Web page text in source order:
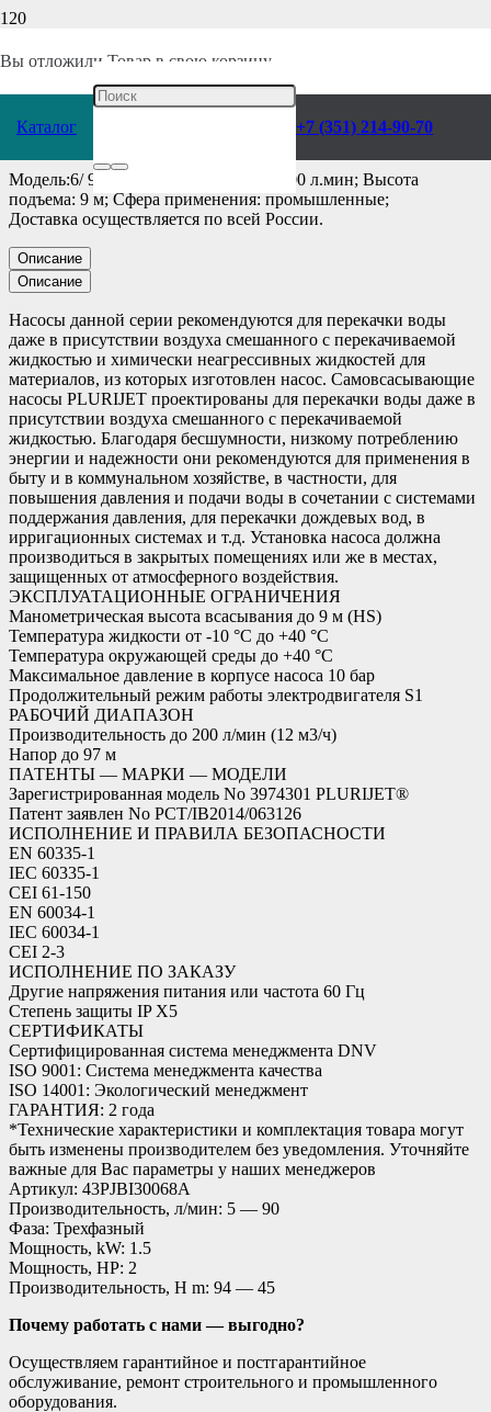
Вы отложили Товар в свою корзину.
Каталог +7 (351) 214-90-70
Самовсасывающие/
Насос Pedrollo Plurijet 6/ 90
Модель:6/ 90; Производительность: 200 л.мин; Высота
подъема: 9 м; Сфера применения: промышленные;
Доставка осуществляется по всей России.
Описание
Описание
Насосы данной серии рекомендуются для перекачки воды
даже в присутствии воздуха смешанного с перекачиваемой
жидкостью и химически неагрессивных жидкостей для
материалов, из которых изготовлен насос. Самовсасывающие
насосы PLURIJET проектированы для перекачки воды даже в
присутствии воздуха смешанного с перекачиваемой
жидкостью. Благодаря бесшумности, низкому потреблению
энергии и надежности они рекомендуются для применения в
быту и в коммунальном хозяйстве, в частности, для
повышения давления и подачи воды в сочетании с системами
поддержания давления, для перекачки дождевых вод, в
ирригационных системах и т.д. Установка насоса должна
производиться в закрытых помещениях или же в местах,
защищенных от атмосферного воздействия.
ЭКСПЛУАТАЦИОННЫЕ ОГРАНИЧЕНИЯ
Манометрическая высота всасывания до 9 м (HS)
Температура жидкости от -10 °C до +40 °C
Температура окружающей среды до +40 °C
Максимальное давление в корпусе насоса 10 бар
Продолжительный режим работы электродвигателя S1
РАБОЧИЙ ДИАПАЗОН
Производительность до 200 л/мин (12 м3/ч)
Напор до 97 м
ПАТЕНТЫ — МАРКИ — МОДЕЛИ
Зарегистрированная модель No 3974301 PLURIJET®
Патент заявлен No PCT/IB2014/063126
ИСПОЛНЕНИЕ И ПРАВИЛА БЕЗОПАСНОСТИ
EN 60335-1
IEC 60335-1
CEI 61-150
EN 60034-1
IEC 60034-1
CEI 2-3
ИСПОЛНЕНИЕ ПО ЗАКАЗУ
Другие напряжения питания или частота 60 Гц
Степень защиты IP X5
СЕРТИФИКАТЫ
Сертифицированная система менеджмента DNV
ISO 9001: Система менеджмента качества
ISO 14001: Экологический менеджмент
ГАРАНТИЯ: 2 года
*Технические характеристики и комплектация товара могут
быть изменены производителем без уведомления. Уточняйте
важные для Вас параметры у наших менеджеров
Артикул: 43PJBI30068A
Производительность, л/мин: 5 — 90
Фаза: Трехфазный
Мощность, kW: 1.5
Мощность, HP: 2
Производительность, H m: 94 — 45
Почему работать с нами — выгодно?
Осуществляем гарантийное и постгарантийное
обслуживание, ремонт строительного и промышленного
оборудования.